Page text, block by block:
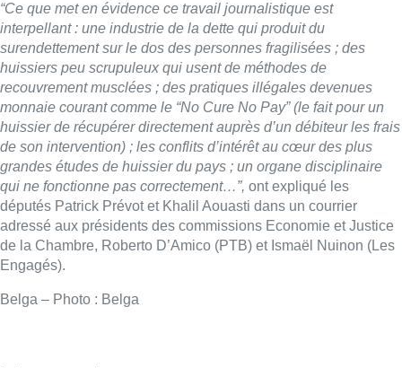
“Ce que met en évidence ce travail journalistique est
interpellant : une industrie de la dette qui produit du
surendettement sur le dos des personnes fragilisées ; des
huissiers peu scrupuleux qui usent de méthodes de
recouvrement musclées ; des pratiques illégales devenues
monnaie courant comme le “No Cure No Pay” (le fait pour un
huissier de récupérer directement auprès d’un débiteur les frais
de son intervention) ; les conflits d’intérêt au cœur des plus
grandes études de huissier du pays ; un organe disciplinaire
qui ne fonctionne pas correctement…”, ont expliqué les
députés Patrick Prévot et Khalil Aouasti dans un courrier
adressé aux présidents des commissions Economie et Justice
de la Chambre, Roberto D’Amico (PTB) et Ismaël Nuinon (Les
Engagés).
Belga – Photo : Belga